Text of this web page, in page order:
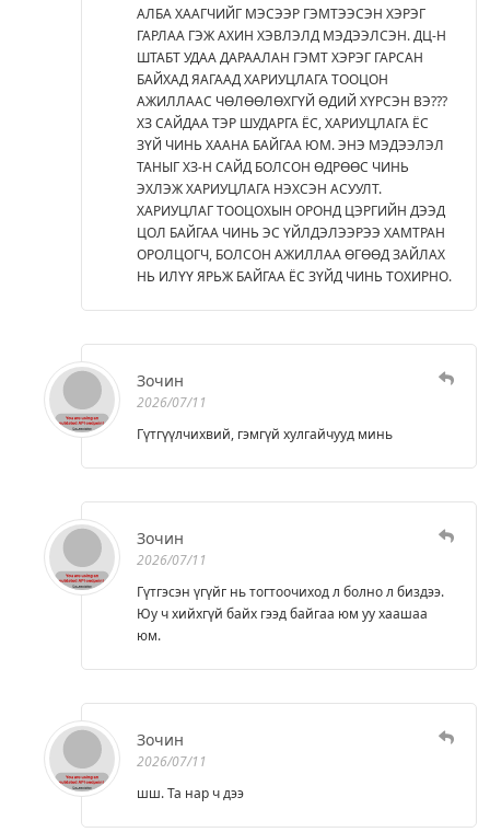
АЛБА ХААГЧИЙГ МЭСЭЭР ГЭМТЭЭСЭН ХЭРЭГ
ГАРЛАА ГЭЖ АХИН ХЭВЛЭЛД МЭДЭЭЛСЭН. ДЦ-Н
ШТАБТ УДАА ДАРААЛАН ГЭМТ ХЭРЭГ ГАРСАН
БАЙХАД ЯАГААД ХАРИУЦЛАГА ТООЦОН
АЖИЛЛААС ЧӨЛӨӨЛӨХГҮЙ ӨДИЙ ХҮРСЭН ВЭ???
ХЗ САЙДАА ТЭР ШУДАРГА ЁС, ХАРИУЦЛАГА ЁС
ЗҮЙ ЧИНЬ ХААНА БАЙГАА ЮМ. ЭНЭ МЭДЭЭЛЭЛ
ТАНЫГ ХЗ-Н САЙД БОЛСОН ӨДРӨӨС ЧИНЬ
ЭХЛЭЖ ХАРИУЦЛАГА НЭХСЭН АСУУЛТ.
ХАРИУЦЛАГ ТООЦОХЫН ОРОНД ЦЭРГИЙН ДЭЭД
ЦОЛ БАЙГАА ЧИНЬ ЭС ҮЙЛДЭЛЭЭРЭЭ ХАМТРАН
ОРОЛЦОГЧ, БОЛСОН АЖИЛЛАА ӨГӨӨД ЗАЙЛАХ
НЬ ИЛҮҮ ЯРЬЖ БАЙГАА ЁС ЗҮЙД ЧИНЬ ТОХИРНО.
Зочин
2026/07/11
Гүтгүүлчихвий, гэмгүй хулгайчууд минь
Зочин
2026/07/11
Гүтгэсэн үгүйг нь тогтоочиход л болно л биздээ.
Юу ч хийхгүй байх гээд байгаа юм уу хаашаа
юм.
Зочин
2026/07/11
шш. Та нар ч дээ